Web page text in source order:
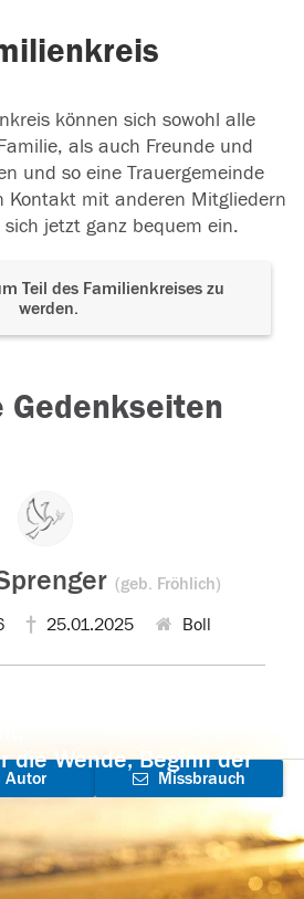
können sich sowohl alle
als auch Freunde und
und so eine Trauergemeinde
Kontakt mit anderen Mitgliedern
jetzt ganz bequem ein.
Teil des Familienkreises zu
werden.
Gedenkseiten
(geb. Fröhlich)
25.01.2025 Boll
die Wende, Beginn der
Autor
Missbrauch